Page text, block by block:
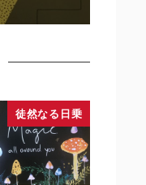
徒然なる日乗